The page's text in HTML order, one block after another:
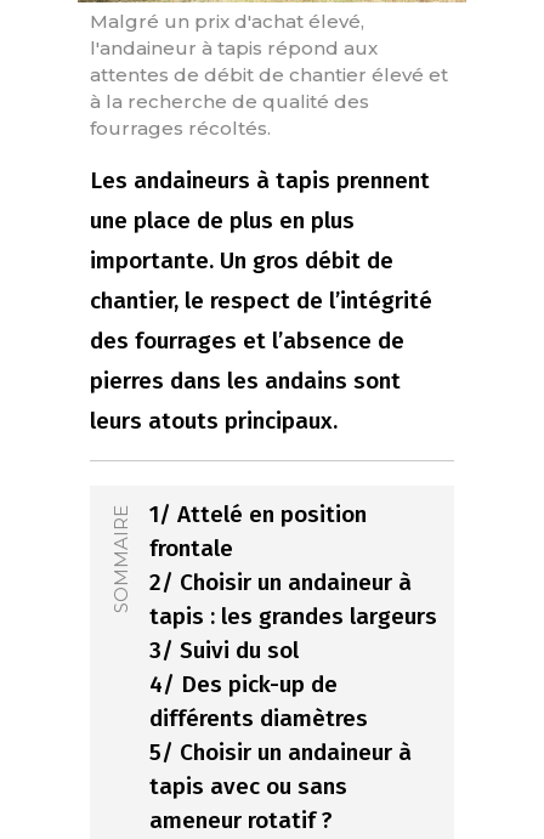
Malgré un prix d'achat élevé,
l'andaineur à tapis répond aux
attentes de débit de chantier élevé et
à la recherche de qualité des
fourrages récoltés.
Les andaineurs à tapis prennent
une place de plus en plus
importante. Un gros débit de
chantier, le respect de l’intégrité
des fourrages et l’absence de
pierres dans les andains sont
leurs atouts principaux.
SOMMAIRE
1/ Attelé en position
frontale
2/ Choisir un andaineur à
tapis : les grandes largeurs
3/ Suivi du sol
4/ Des pick-up de
différents diamètres
5/ Choisir un andaineur à
tapis avec ou sans
ameneur rotatif ?